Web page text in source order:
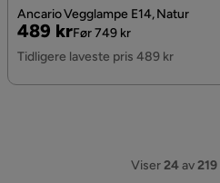
Ancario Vegglampe E14, Natur
Pris
489 kr
Original
Pris
Før 749 kr
Tidligere laveste pris 489 kr
Viser24av219